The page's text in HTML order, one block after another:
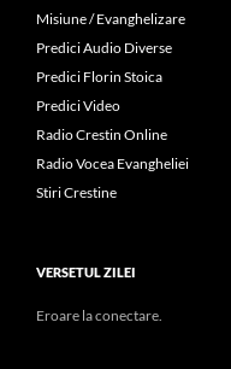
Misiune / Evanghelizare
Predici Audio Diverse
Predici Florin Stoica
Predici Video
Radio Crestin Online
Radio Vocea Evangheliei
Stiri Crestine
VERSETUL ZILEI
Eroare la conectare.